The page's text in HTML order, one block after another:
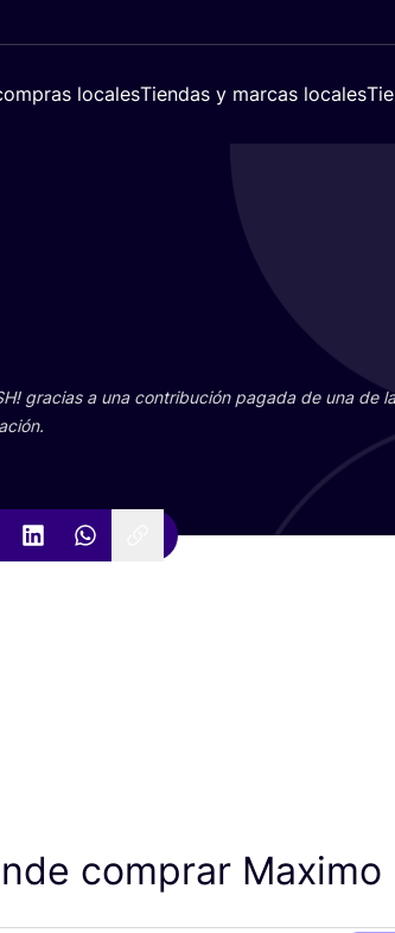
localesTiendas y marcas locales
! gra­cias a una con­tri­bu­ción paga­da de una de
comprar Maximo